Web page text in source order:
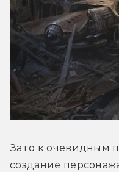
Зато к очевидным
создание